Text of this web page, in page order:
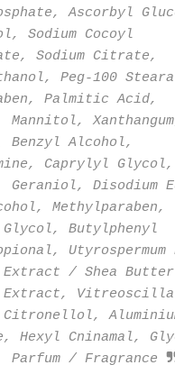
Ascorbyl
Sodium Cocoyl
Sodium Citrate,
Peg-100
Palmitic Acid,
Mannitol,
Benzyl Alcohol,
Caprylyl Glycol,
Geraniol, Disodium
Methylparaben,
Glycol, Butylphenyl
Extract / Shea Butter
Extract, Vitreoscilla
Citronellol,
Hexyl Cninamal,
Parfum / Fragrance